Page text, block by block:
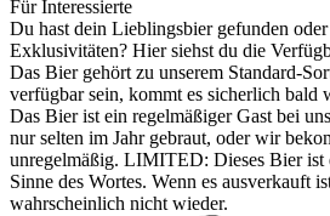
Für Interessierte
Du hast dein Lieblingsbier gefunden oder
Exklusivitäten? Hier siehst du die
Das Bier gehört zu unserem Standard-
verfügbar sein, kommt es sicherlich
Das Bier ist ein regelmäßiger Gast bei
nur selten im Jahr gebraut, oder wir
unregelmäßig. LIMITED: Dieses Bier ist
Sinne des Wortes. Wenn es ausverkauft
wahrscheinlich nicht wieder.